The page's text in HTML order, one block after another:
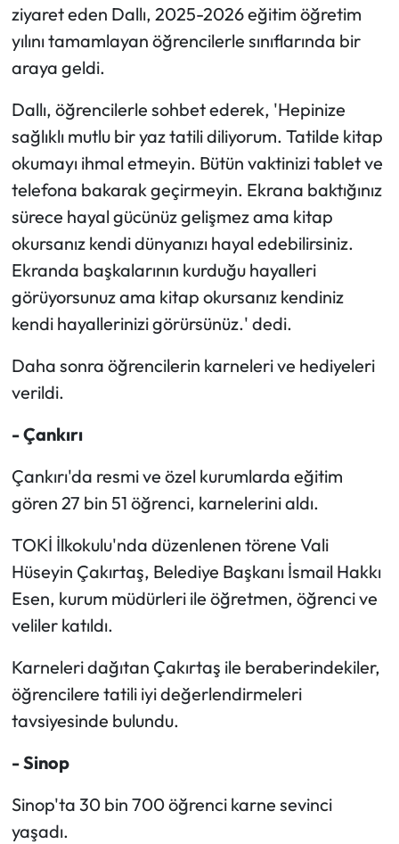
ziyaret eden Dallı, 2025-2026 eğitim öğretim
yılını tamamlayan öğrencilerle sınıflarında bir
araya geldi.
Dallı, öğrencilerle sohbet ederek, 'Hepinize
sağlıklı mutlu bir yaz tatili diliyorum. Tatilde kitap
okumayı ihmal etmeyin. Bütün vaktinizi tablet ve
telefona bakarak geçirmeyin. Ekrana baktığınız
sürece hayal gücünüz gelişmez ama kitap
okursanız kendi dünyanızı hayal edebilirsiniz.
Ekranda başkalarının kurduğu hayalleri
görüyorsunuz ama kitap okursanız kendiniz
kendi hayallerinizi görürsünüz.' dedi.
Daha sonra öğrencilerin karneleri ve hediyeleri
verildi.
- Çankırı
Çankırı'da resmi ve özel kurumlarda eğitim
gören 27 bin 51 öğrenci, karnelerini aldı.
TOKİ İlkokulu'nda düzenlenen törene Vali
Hüseyin Çakırtaş, Belediye Başkanı İsmail Hakkı
Esen, kurum müdürleri ile öğretmen, öğrenci ve
veliler katıldı.
Karneleri dağıtan Çakırtaş ile beraberindekiler,
öğrencilere tatili iyi değerlendirmeleri
tavsiyesinde bulundu.
- Sinop
Sinop'ta 30 bin 700 öğrenci karne sevinci
yaşadı.